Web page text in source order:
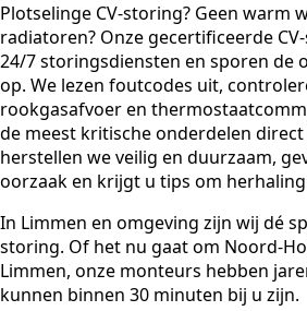
Plotselinge CV-storing? Geen warm
radiatoren? Onze gecertificeerde
24/7 storingsdiensten en sporen de
op. We lezen foutcodes uit,
rookgasafvoer en
de meest kritische onderdelen direct
herstellen we veilig en duurzaam,
oorzaak en krijgt u tips om
In Limmen en omgeving zijn wij dé
storing. Of het nu gaat om Noord-
Limmen, onze monteurs hebben
kunnen binnen 30 minuten bij u zijn.